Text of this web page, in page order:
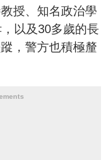
授、知名政治學
以及30多歲的長
，警方也積極釐